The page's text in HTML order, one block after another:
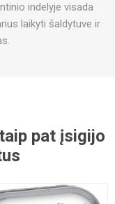
indelyje visada
laikyti šaldytuve ir
pat įsigijo